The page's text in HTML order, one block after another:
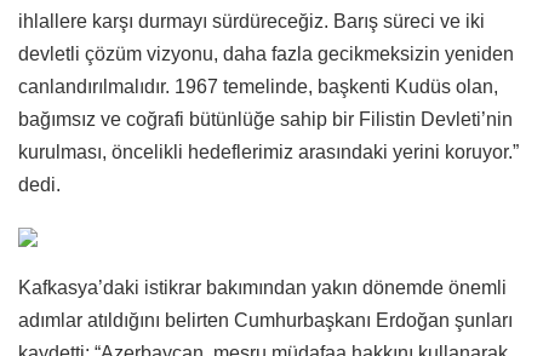
ihlallere karşı durmayı sürdüreceğiz. Barış süreci ve iki
devletli çözüm vizyonu, daha fazla gecikmeksizin yeniden
canlandırılmalıdır. 1967 temelinde, başkenti Kudüs olan,
bağımsız ve coğrafi bütünlüğe sahip bir Filistin Devleti’nin
kurulması, öncelikli hedeflerimiz arasındaki yerini koruyor.”
dedi.
Kafkasya’daki istikrar bakımından yakın dönemde önemli
adımlar atıldığını belirten Cumhurbaşkanı Erdoğan şunları